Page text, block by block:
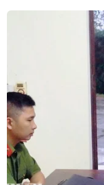
Tiêm vaccine ngừa
Lan,
Theo phóng
phát ngôn
của Chính phủ